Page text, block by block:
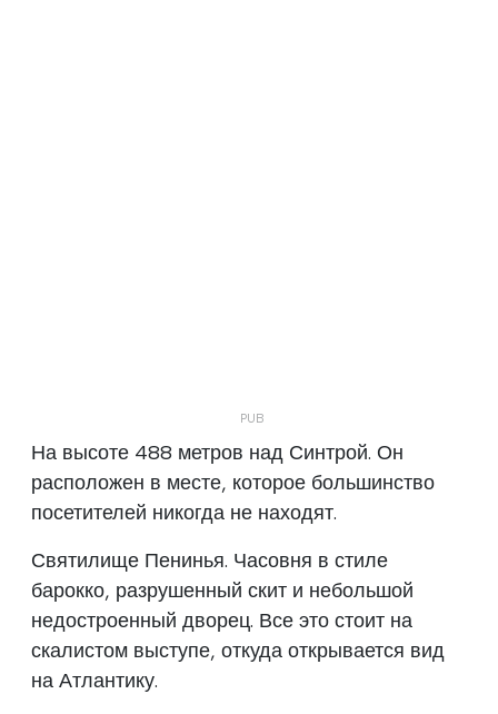
На высоте 488 метров над Синтрой. Он
расположен в месте, которое большинство
посетителей никогда не находят.
Святилище Пенинья. Часовня в стиле
барокко, разрушенный скит и небольшой
недостроенный дворец. Все это стоит на
скалистом выступе, откуда открывается вид
на Атлантику.